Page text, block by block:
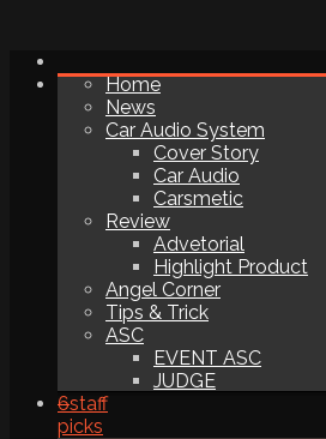
Home
News
Car Audio System
Cover Story
Car Audio
Carsmetic
Review
Advetorial
Highlight Product
Angel Corner
Tips & Trick
ASC
EVENT ASC
JUDGE
6staff
picks